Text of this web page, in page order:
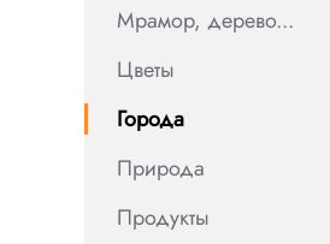
Мрамор, дерево...
Цветы
Города
Природа
Продукты